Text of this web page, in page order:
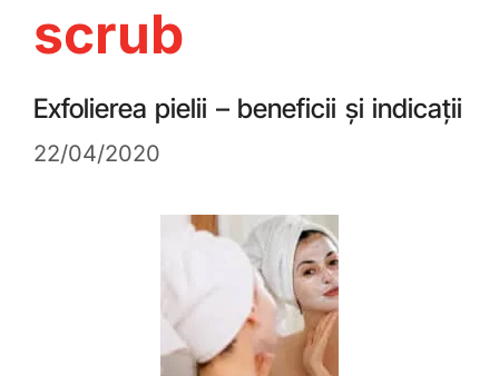
scrub
Exfolierea pielii – beneficii și indicații
22/04/2020